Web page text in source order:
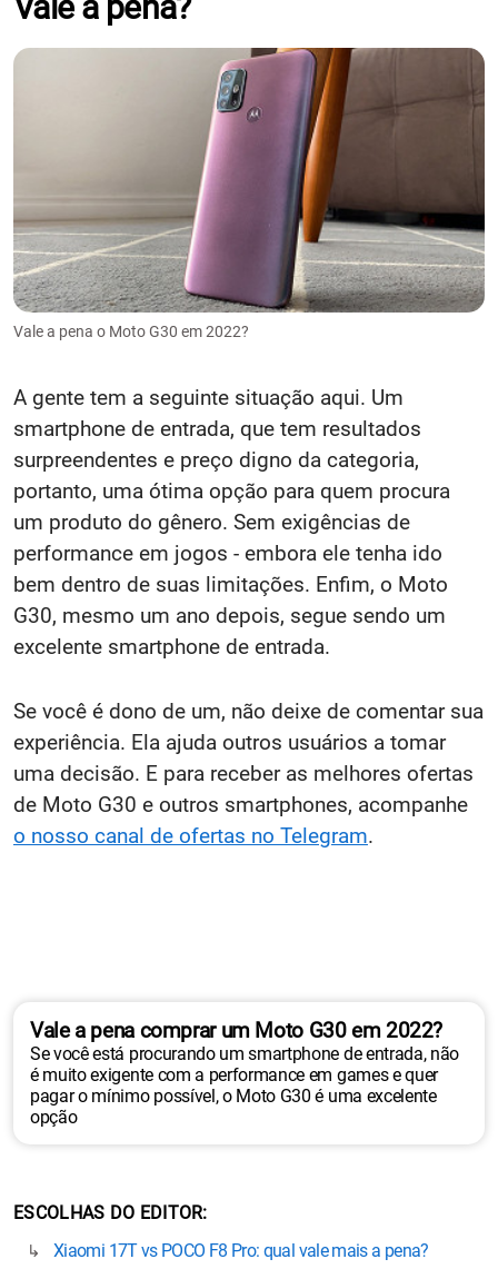
Vale a pena o Moto G30 em 2022?
A gente tem a seguinte situação aqui. Um
smartphone de entrada, que tem resultados
surpreendentes e preço digno da categoria,
portanto, uma ótima opção para quem procura
um produto do gênero. Sem exigências de
performance em jogos - embora ele tenha ido
bem dentro de suas limitações. Enfim, o Moto
G30, mesmo um ano depois, segue sendo um
excelente smartphone de entrada.
Se você é dono de um, não deixe de comentar sua
experiência. Ela ajuda outros usuários a tomar
uma decisão. E para receber as melhores ofertas
de Moto G30 e outros smartphones, acompanhe
o nosso canal de ofertas no Telegram.
Vale a pena comprar um Moto G30 em 2022?
Se você está procurando um smartphone de entrada, não
é muito exigente com a performance em games e quer
pagar o mínimo possível, o Moto G30 é uma excelente
opção
ESCOLHAS DO EDITOR
Xiaomi 17T vs POCO F8 Pro: qual vale mais a pena?